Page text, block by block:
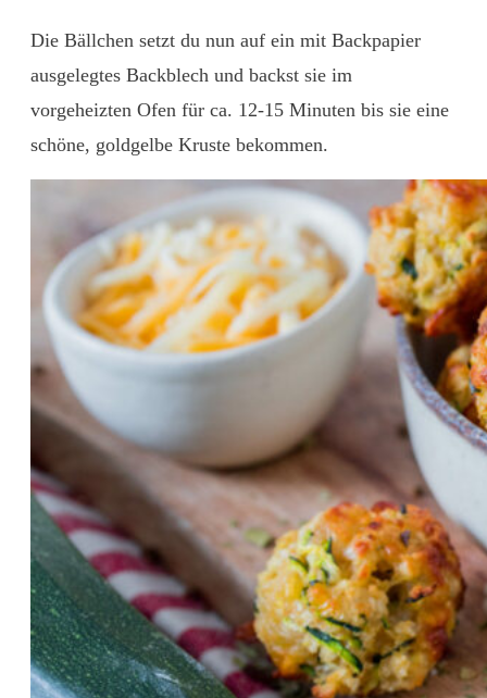
Die Bällchen setzt du nun auf ein mit Backpapier
ausgelegtes Backblech und backst sie im
vorgeheizten Ofen für ca. 12-15 Minuten bis sie eine
schöne, goldgelbe Kruste bekommen.